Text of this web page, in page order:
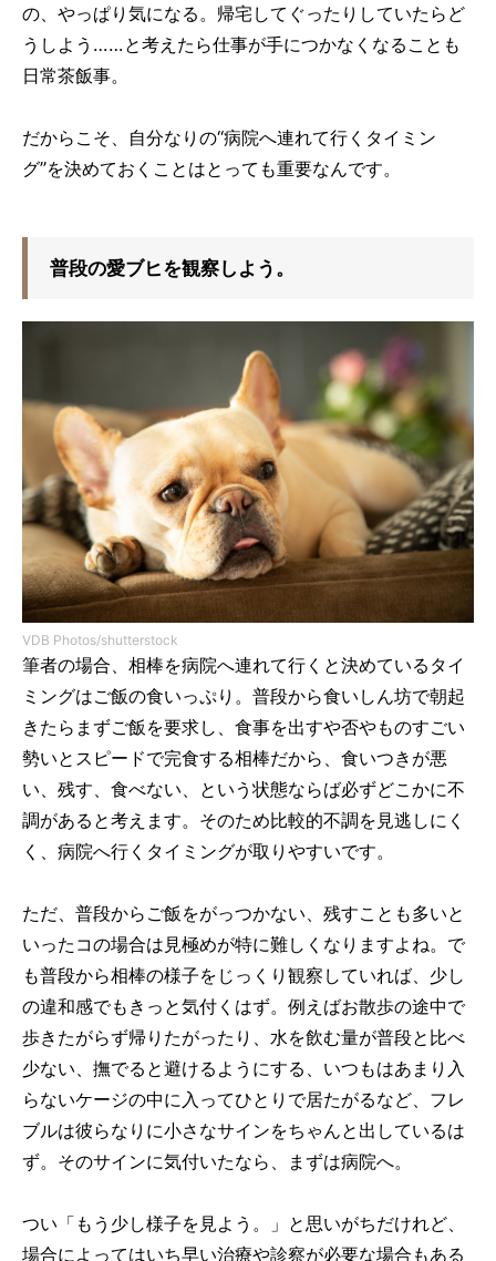
の、やっぱり気になる。帰宅してぐったりしていたらど
うしよう……と考えたら仕事が手につかなくなることも
日常茶飯事。
だからこそ、自分なりの“病院へ連れて行くタイミン
グ”を決めておくことはとっても重要なんです。
普段の愛ブヒを観察しよう。
VDB Photos/shutterstock
筆者の場合、相棒を病院へ連れて行くと決めているタイ
ミングはご飯の食いっぷり。普段から食いしん坊で朝起
きたらまずご飯を要求し、食事を出すや否やものすごい
勢いとスピードで完食する相棒だから、食いつきが悪
い、残す、食べない、という状態ならば必ずどこかに不
調があると考えます。そのため比較的不調を見逃しにく
く、病院へ行くタイミングが取りやすいです。
ただ、普段からご飯をがっつかない、残すことも多いと
いったコの場合は見極めが特に難しくなりますよね。で
も普段から相棒の様子をじっくり観察していれば、少し
の違和感でもきっと気付くはず。例えばお散歩の途中で
歩きたがらず帰りたがったり、水を飲む量が普段と比べ
少ない、撫でると避けるようにする、いつもはあまり入
らないケージの中に入ってひとりで居たがるなど、フレ
ブルは彼らなりに小さなサインをちゃんと出しているは
ず。そのサインに気付いたなら、まずは病院へ。
つい「もう少し様子を見よう。」と思いがちだけれど、
場合によってはいち早い治療や診察が必要な場合もある